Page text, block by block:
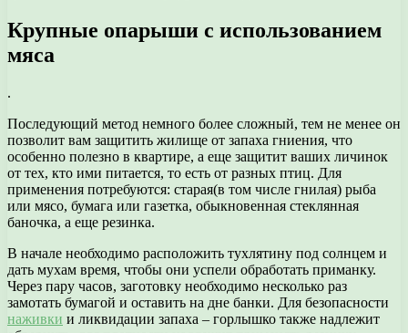
Крупные опарыши с использованием
мяса
.
Последующий метод немного более сложный, тем не менее он
позволит вам защитить жилище от запаха гниения, что
особенно полезно в квартире, а еще защитит ваших личинок
от тех, кто ими питается, то есть от разных птиц. Для
применения потребуются: старая(в том числе гнилая) рыба
или мясо, бумага или газетка, обыкновенная стеклянная
баночка, а еще резинка.
В начале необходимо расположить тухлятину под солнцем и
дать мухам время, чтобы они успели обработать приманку.
Через пару часов, заготовку необходимо несколько раз
замотать бумагой и оставить на дне банки. Для безопасности
наживки и ликвидации запаха – горлышко также надлежит